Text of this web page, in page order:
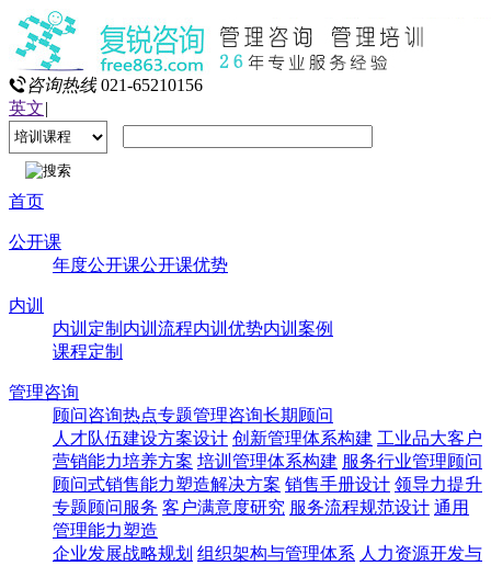
咨询热线 021-65210156
英文|
首页
公开课
年度公开课公开课优势
内训
内训定制 内训流程内训优势内训案例
课程定制
管理咨询
顾问咨询热点专题管理咨询长期顾问
人才队伍建设方案设计 创新管理体系构建 工业品大客户
营销能力培养方案 培训管理体系构建 服务行业管理顾问
顾问式销售能力塑造解决方案 销售手册设计 领导力提升
专题顾问服务 客户满意度研究 服务流程规范设计 通用
管理能力塑造
企业发展战略规划 组织架构与管理体系 人力资源开发与